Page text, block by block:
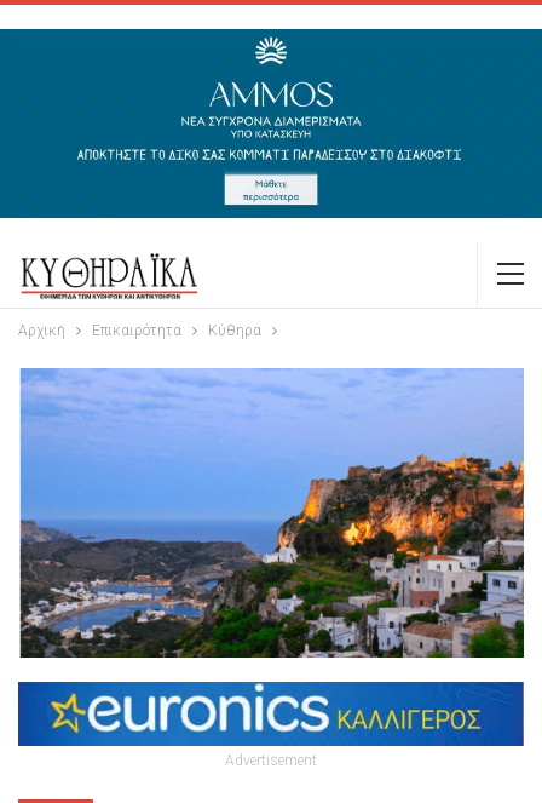
Αρχική Επικαιρότητα Κύθηρα
Advertisement